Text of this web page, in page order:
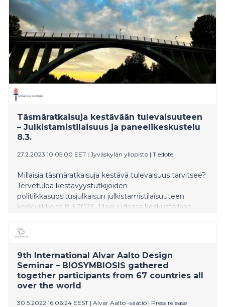
Täsmäratkaisuja kestävään tulevaisuuteen
– Julkistamistilaisuus ja paneelikeskustelu
8.3.
27.2.2023 10:05:00 EET | Jyväskylän yliopisto | Tiedote
Millaisia täsmäratkaisuja kestävä tulevaisuus tarvitsee?
Tervetuloa kestävyystutkijoiden
politiikkasuositusjulkaisun julkistamistilaisuuteen
keskiviikkona 8.3.2023. Tilaisuudessa keskustellaan
kestävyysmurroksesta ja koulutuksesta murroksen
edellytyksenä. Keskusteluun osallistuvat muun
yliopistonlehtori Marileena Mäkelä.
9th International Alvar Aalto Design
Seminar – BIOSYMBIOSIS gathered
together participants from 67 countries all
over the world
30.5.2022 16:06:24 EEST | Alvar Aalto -säätiö | Press release